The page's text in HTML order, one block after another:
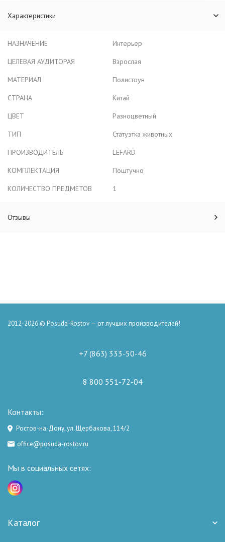
Характеристики
НАЗНАЧЕНИЕ
Интерьер
ЦЕЛЕВАЯ АУДИТОРАЯ
Взрослая
МАТЕРИАЛ
Полистоун
СТРАНА
Китай
ЦВЕТ
Разноцветный
ТИП
Статуэтка животных
ПРОИЗВОДИТЕЛЬ
LEFARD
КОМПЛЕКТАЦИЯ
Поштучно
КОЛИЧЕСТВО ПРЕДМЕТОВ
1
Отзывы
2012-2026 © Posuda-Rostov — от лучших производителей!
+7 (863) 333-50-46
8 800 551-72-04
Контакты:
Ростов-на-Дону, ул. Щербакова, 114/2
office@posuda-rostov.ru
Мы в социальных сетях:
Каталог